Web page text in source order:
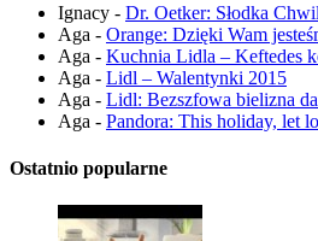
Ignacy - Dr. Oetker: Słodka
Aga - Orange: Dzięki Wam
Aga - Kuchnia Lidla – Keftedes
Aga - Lidl – Walentynki 2015
Aga - Lidl: Bezszfowa bielizna
Aga - Pandora: This holiday, let
Ostatnio popularne